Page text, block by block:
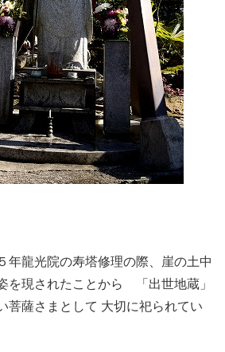
年龍光院の寿塔修理の際、崖の土中
を現されたことから 「出世地蔵」
菩薩さまとして 大切に祀られてい